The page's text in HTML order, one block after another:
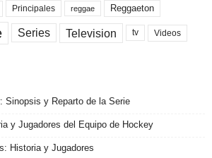
Principales reggae Reggaeton
Series Television tv Videos
Sinopsis y Reparto de la Serie
y Jugadores del Equipo de Hockey
Historia y Jugadores